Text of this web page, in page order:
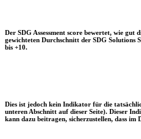
Der SDG Assessment score bewertet, wie
gewichteten Durchschnitt der SDG Solutions
bis +10.
Dies ist jedoch kein Indikator für die
unteren Abschnitt auf dieser Seite). Dieser
kann dazu beitragen, sicherzustellen, dass